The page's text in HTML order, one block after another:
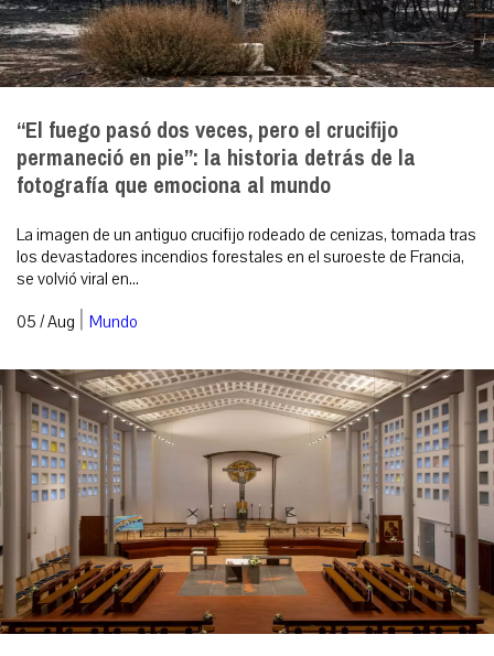
“El fuego pasó dos veces, pero el crucifijo
permaneció en pie”: la historia detrás de la
fotografía que emociona al mundo
La imagen de un antiguo crucifijo rodeado de cenizas, tomada tras
los devastadores incendios forestales en el suroeste de Francia,
se volvió viral en...
05 / Aug | Mundo